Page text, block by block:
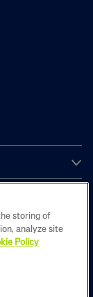
storing of
analyze site
Policy